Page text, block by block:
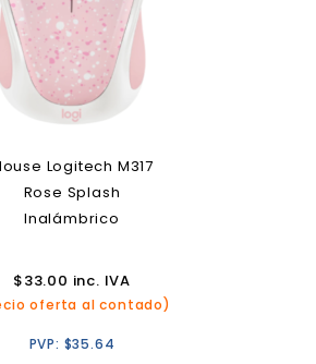
Logitech M317
Rose Splash
Inalámbrico
$33.00 inc. IVA
oferta al contado)
PVP: $35.64